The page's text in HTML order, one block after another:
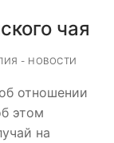
чая
- НОВОСТИ
отношении
этом
на